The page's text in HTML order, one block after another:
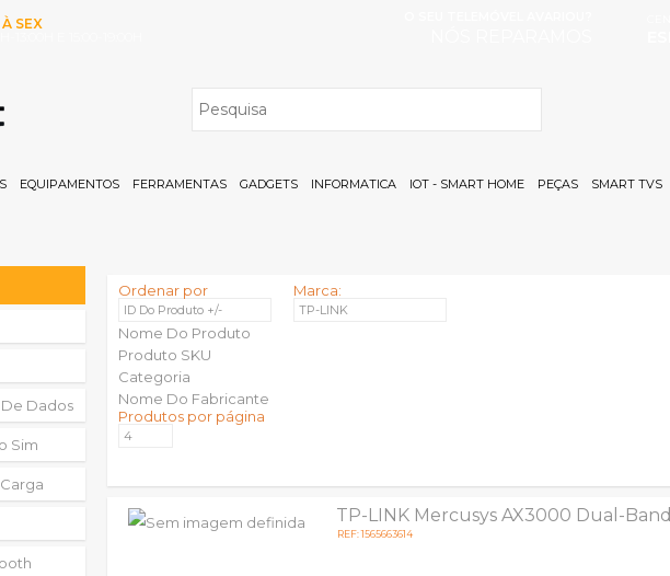
À SEX
EQUIPAMENTOS FERRAMENTAS GADGETS INFORMATICA IOT - SMART HOME PEÇAS SMART TVS
Dados
Sim
Ordenar por
ID Do Produto +/-
Nome Do Produto
Produto SKU
Categoria
Nome Do Fabricante
Marca:
TP-LINK
Produtos por página
TP-LINK Mercusys AX3000 Dual-Band
REF: 1565663614